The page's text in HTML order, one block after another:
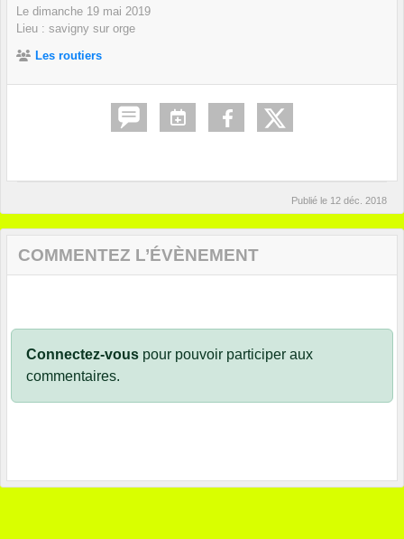
Le dimanche 19 mai 2019
Lieu : savigny sur orge
Les routiers
Publié le 12 déc. 2018
COMMENTEZ L’ÉVÈNEMENT
Connectez-vous pour pouvoir participer aux
commentaires.